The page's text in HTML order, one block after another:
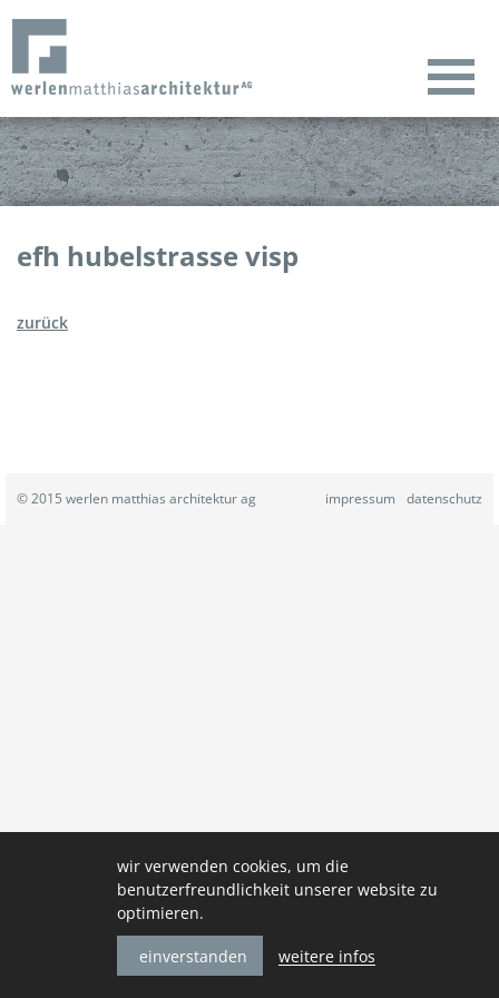
efh hubelstrasse visp
zurück
© 2015 werlen matthias architektur ag datenschutz
impressum
wir verwenden cookies, um die
benutzerfreundlichkeit unserer website zu
optimieren.
einverstanden weitere infos